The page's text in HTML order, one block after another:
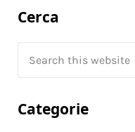
Sidebar
Cerca
Categorie